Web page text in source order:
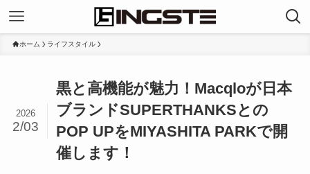
ホーム ライフスタイル
黒と高機能が魅力！Macqloが日本
ブランドSUPERTHANKSとの
POP UPをMIYASHITA PARKで開
催します！
2026
2/03